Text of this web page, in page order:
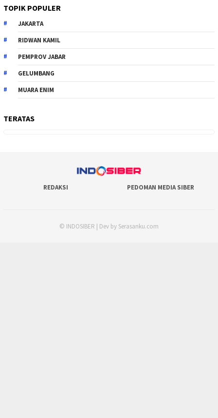
TOPIK POPULER
JAKARTA
RIDWAN KAMIL
PEMPROV JABAR
GELUMBANG
MUARA ENIM
TERATAS
REDAKSI PEDOMAN MEDIA SIBER
© INDOSIBER | Dev by Serasanku.com